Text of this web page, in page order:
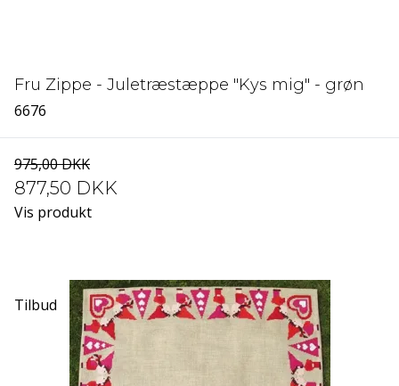
Fru Zippe - Juletræstæppe "Kys mig" - grøn
6676
975,00 DKK
877,50 DKK
Vis produkt
Tilbud